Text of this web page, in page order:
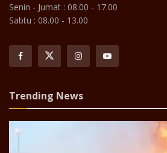
Senin - Jumat : 08.00 - 17.00
Sabtu : 08.00 - 13.00
Trending News